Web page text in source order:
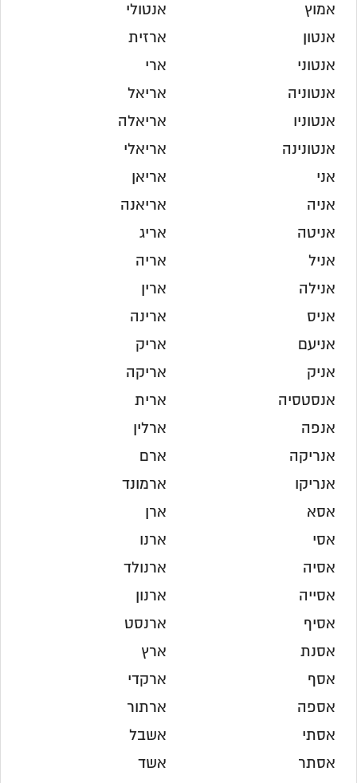
אמוץ אנטולי
אנטון
אנטוני
אנטוניה
אנטוניו
אנטונינה
אני
אניה
אניטה
אניל
אנילה
אניס
אניעם
אניק
אנסטסיה
אנפה
אנריקה
אנריקו
אסא
אסי
אסיה
אסייה
אסיף
אסנת
אסף
אספה
אסתי
אסתר
ארזית
ארי
אריאל
אריאלה
אריאלי
אריאן
אריאנה
אריג
אריה
ארין
ארינה
אריק
אריקה
ארית
ארלין
ארם
ארמונד
ארן
ארנו
ארנולד
ארנון
ארנסט
ארץ
ארקדי
ארתור
אשבל
אשד